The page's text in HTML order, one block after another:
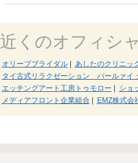
近くのオフィシ
オリーブブライダル| あしたのクリニ
タイ古式リラクゼーション パールァイ
エッチングアート工房トゥモロー
ショ
メディアフロント企業組合| EMZ株式会